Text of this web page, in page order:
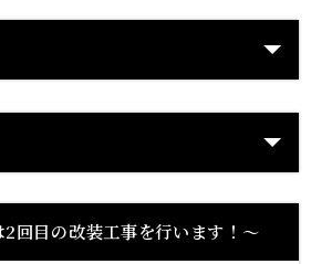
回目の改装工事を行います！〜